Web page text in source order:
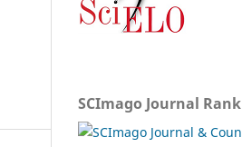
SCImago Journal Rank